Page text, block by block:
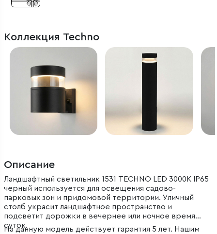
Коллекция Techno
Описание
Ландшафтный светильник 1531 TECHNO LED 3000K IP65
черный используется для освещения садово-
парковых зон и придомовой территории. Уличный
столб украсит ландшафтное пространство и
подсветит дорожки в вечернее или ночное время
суток.
На данную модель действует гарантия 5 лет. Нашим